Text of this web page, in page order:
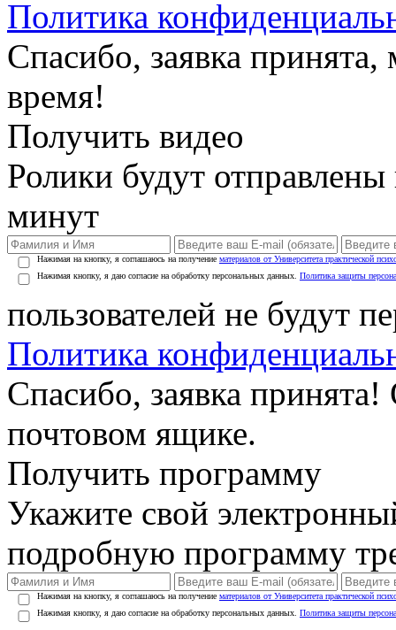
Политика
Спасибо, заявка
время!
Получить видео
Ролики будут
минут
Нажимая на кнопку, я соглашаюсь на получение материалов от Университета практической
Нажимая кнопку, я даю согласие на обработку персональных данных. Политика защиты
пользователей не будут
Политика
Спасибо, заявка
почтовом ящике.
Получить программу
Укажите свой
подробную программу
Нажимая на кнопку, я соглашаюсь на получение материалов от Университета практической
Нажимая кнопку, я даю согласие на обработку персональных данных. Политика защиты